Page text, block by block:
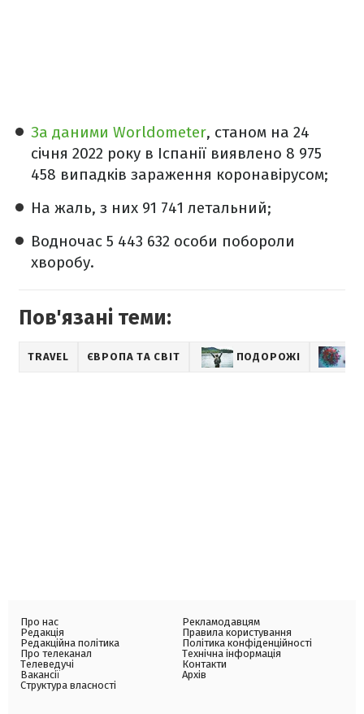
За даними Worldometer, станом на 24
січня 2022 року в Іспанії виявлено 8 975
458 випадків зараження коронавірусом;
На жаль, з них 91 741 летальний;
Водночас 5 443 632 особи побороли
хворобу.
Пов'язані теми:
TRAVEL ЄВРОПА ТА СВІТ ПОДОРОЖІ
Про нас
Редакція
Редакційна політика
Про телеканал
Телеведучі
Вакансії
Структура власності
Рекламодавцям
Правила користування
Політика конфіденційності
Технічна інформація
Контакти
Архів